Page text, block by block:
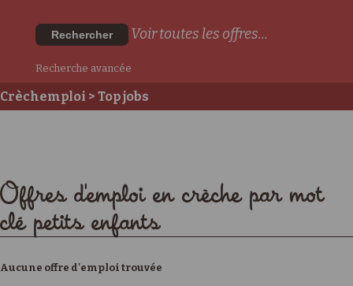
Rechercher Voir toutes les offres...
Recherche avancée
Crèchemploi > Top jobs
Offres d'emploi en crèche par mot
clé petits enfants
Aucune offre d'emploi trouvée